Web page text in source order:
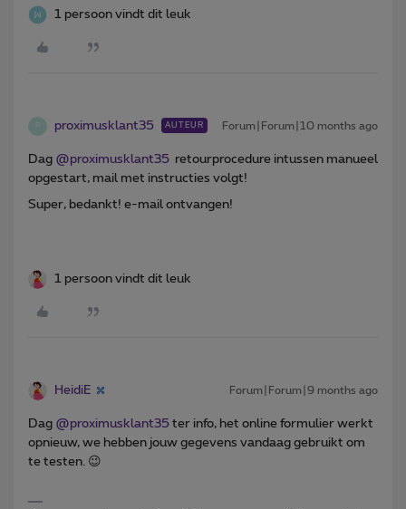
1 persoon vindt dit leuk
P proximusklant35 AUTEUR Forum|Forum|10 months ago
Dag ​ @proximusklant35 retourprocedure intussen manueel
opgestart, mail met instructies volgt!
Super, bedankt! e-mail ontvangen!
1 persoon vindt dit leuk
HeidiE Forum|Forum|9 months ago
Dag ​ @proximusklant35 ter info, het online formulier werkt
opnieuw, we hebben jouw gegevens vandaag gebruikt om
te testen. 😉